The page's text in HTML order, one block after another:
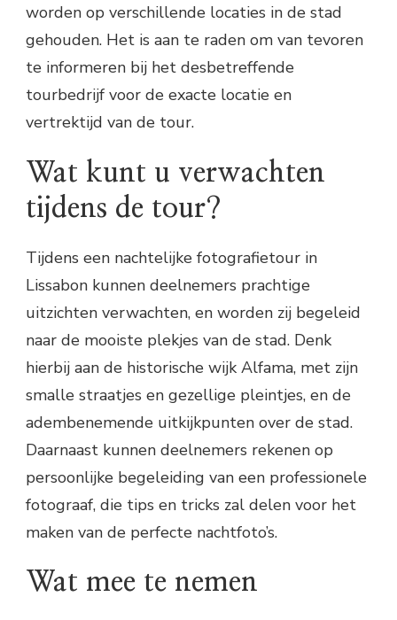
worden op verschillende locaties in de stad
gehouden. Het is aan te raden om van tevoren
te informeren bij het desbetreffende
tourbedrijf voor de exacte locatie en
vertrektijd van de tour.
Wat kunt u verwachten
tijdens de tour?
Tijdens een nachtelijke fotografietour in
Lissabon kunnen deelnemers prachtige
uitzichten verwachten, en worden zij begeleid
naar de mooiste plekjes van de stad. Denk
hierbij aan de historische wijk Alfama, met zijn
smalle straatjes en gezellige pleintjes, en de
adembenemende uitkijkpunten over de stad.
Daarnaast kunnen deelnemers rekenen op
persoonlijke begeleiding van een professionele
fotograaf, die tips en tricks zal delen voor het
maken van de perfecte nachtfoto’s.
Wat mee te nemen